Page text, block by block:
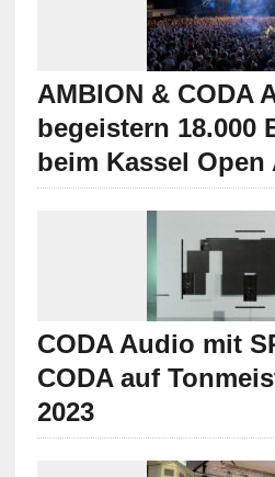
AMBION & CODA
begeistern 18.000
beim Kassel Open
CODA Audio mit
CODA auf
2023